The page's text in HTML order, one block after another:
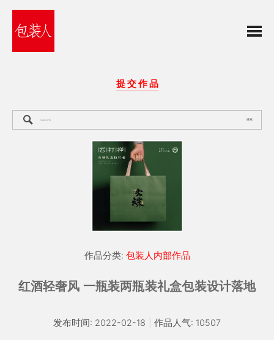
提 交 作 品
搜索
作品分类: 包装人内部作品
红酒轻奢风 一瓶装两瓶装礼盒包装设计落地
发布时间: 2022-02-18 作品人气: 10507